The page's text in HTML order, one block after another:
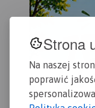
Strona
Na naszej
poprawić